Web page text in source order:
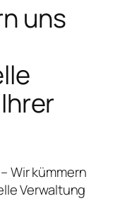
uns
Wir kümmern
Verwaltung